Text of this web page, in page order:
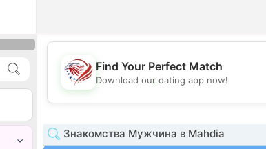
💖
Find Your Perfect Match
Download our dating app now!
Знакомства Мужчина в Mahdia